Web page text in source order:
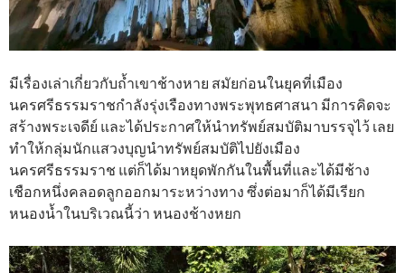
มีเรื่องเล่าเกี่ยวกับถ้ำเขาช้างหาย สมัยก่อนในยุคที่เมือง
นครศรีธรรมราชกำลังรุ่งเรืองทางพระพุทธศาสนา มีการคิดจะ
สร้างพระเจดีย์ และได้ประกาศให้นำทรัพย์สมบัติมาบรรจุไว้ เลย
ทำให้กลุ่มนักแสวงบุญนำทรัพย์สมบัติไปยังเมือง
นครศรีธรรมราช แต่ก็ได้มาหยุดพักกันในพื้นที่และได้มีช้าง
เชือกหนึ่งคลอดลูกออกมาระหว่างทาง ซึ่งต่อมาก็ได้มีเรียก
หนองน้ำในบริเวณนี้ว่า หนองช้างหยก